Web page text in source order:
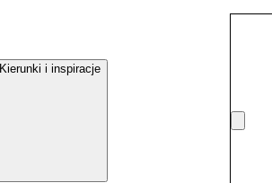
Kierunki i inspiracje